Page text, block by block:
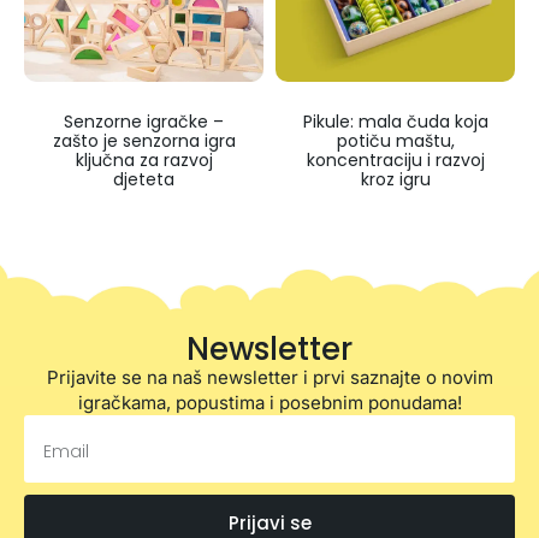
Senzorne igračke –
zašto je senzorna igra
ključna za razvoj
djeteta
Pikule: mala čuda koja
potiču maštu,
koncentraciju i razvoj
kroz igru
Newsletter
Prijavite se na naš newsletter i prvi saznajte o novim
igračkama, popustima i posebnim ponudama!
Prijavi se